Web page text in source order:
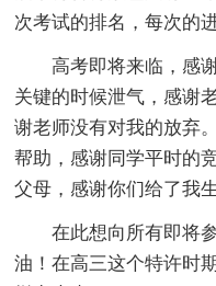
次考试的排名，每次的
高考即将来临，感
关键的时候泄气，感谢
谢老师没有对我的放弃
帮助，感谢同学平时的
父母，感谢你们给了我
在此想向所有即将
油！在高三这个特许时